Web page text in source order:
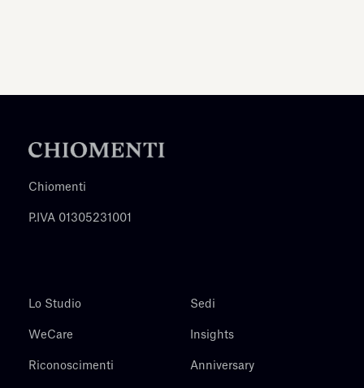
Chiomenti
P.IVA 01305231001
Lo Studio
WeCare
Riconoscimenti
Sedi
Insights
Anniversary